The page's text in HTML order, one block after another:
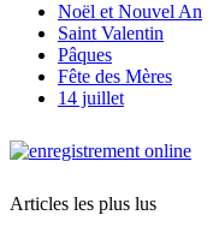
Noël et Nouvel An
Saint Valentin
Pâques
Fête des Mères
14 juillet
Articles les plus lus